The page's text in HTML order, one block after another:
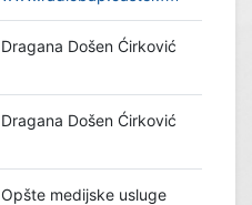
Dragana Došen Ćirković
Dragana Došen Ćirković
Opšte medijske usluge